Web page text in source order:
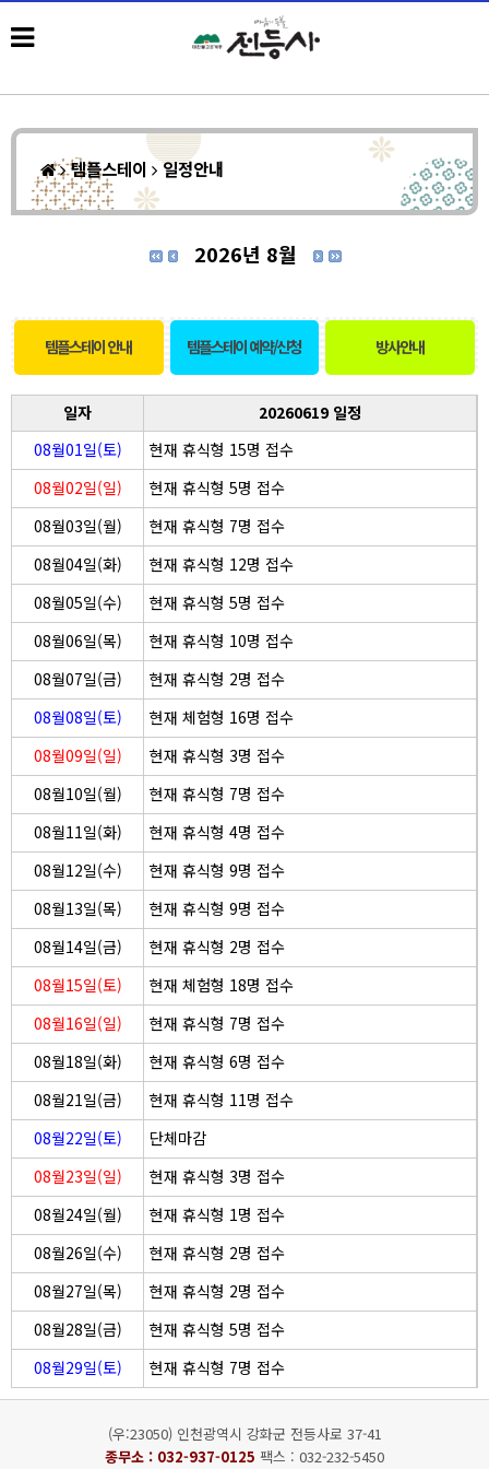
템플스테이 일정안내
2026년 8월
템플스테이 안내 템플스테이 예약/신청 방사안내
일자
20260619 일정
08월01일(토)
현재 휴식형 15명 접수
08월02일(일)
현재 휴식형 5명 접수
08월03일(월)
현재 휴식형 7명 접수
08월04일(화)
현재 휴식형 12명 접수
08월05일(수)
현재 휴식형 5명 접수
08월06일(목)
현재 휴식형 10명 접수
08월07일(금)
현재 휴식형 2명 접수
08월08일(토)
현재 체험형 16명 접수
08월09일(일)
현재 휴식형 3명 접수
08월10일(월)
현재 휴식형 7명 접수
08월11일(화)
현재 휴식형 4명 접수
08월12일(수)
현재 휴식형 9명 접수
08월13일(목)
현재 휴식형 9명 접수
08월14일(금)
현재 휴식형 2명 접수
08월15일(토)
현재 체험형 18명 접수
08월16일(일)
현재 휴식형 7명 접수
08월18일(화)
현재 휴식형 6명 접수
08월21일(금)
현재 휴식형 11명 접수
08월22일(토)
단체마감
08월23일(일)
현재 휴식형 3명 접수
08월24일(월)
현재 휴식형 1명 접수
08월26일(수)
현재 휴식형 2명 접수
08월27일(목)
현재 휴식형 2명 접수
08월28일(금)
현재 휴식형 5명 접수
08월29일(토)
현재 휴식형 7명 접수
(우:23050) 인천광역시 강화군 전등사로 37-41
종무소 : 032-937-0125 팩스 : 032-232-5450